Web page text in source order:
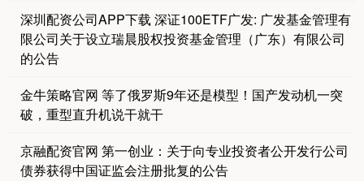
深圳配资公司APP下载 深证100ETF广发: 广发基金管理有
限公司关于设立瑞晨股权投资基金管理（广东）有限公司
的公告
金牛策略官网 等了俄罗斯9年还是模型！国产发动机一突
破，重型直升机说干就干
京融配资官网 第一创业：关于向专业投资者公开发行公司
债券获得中国证监会注册批复的公告